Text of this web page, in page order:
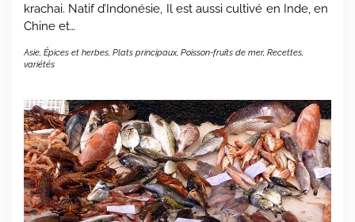
krachai. Natif d’Indonésie, Il est aussi cultivé en Inde, en
Chine et…
Asie, Épices et herbes, Plats principaux, Poisson-fruits de mer, Recettes,
variétés